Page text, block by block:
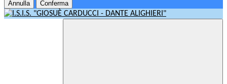
Annulla Conferma